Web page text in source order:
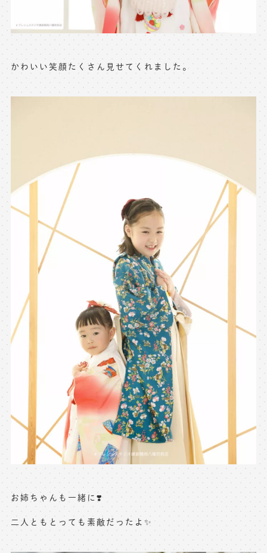
無料会員登録はこちら
かわいい笑顔たくさん見せてくれました。
お姉ちゃんも一緒に❣️
二人ともとっても素敵だったよ✨